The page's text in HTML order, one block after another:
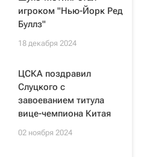
игроком "Нью-Йорк Ред
Буллз"
18 декабря 2024
ЦСКА поздравил
Слуцкого с
завоеванием титула
вице-чемпиона Китая
02 ноября 2024